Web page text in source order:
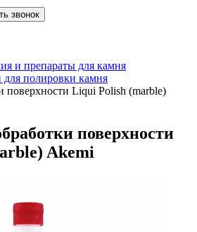
звонок
и препараты для камня
полировки камня
поверхности Liqui Polish (marble)
поверхности
Akemi